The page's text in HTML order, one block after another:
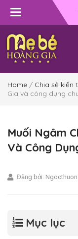
Toggle
Home / Chia sẻ kiến
Gia và công dụng
Muối Ngâm
Và Công
Đăng bởi:
Mục lục